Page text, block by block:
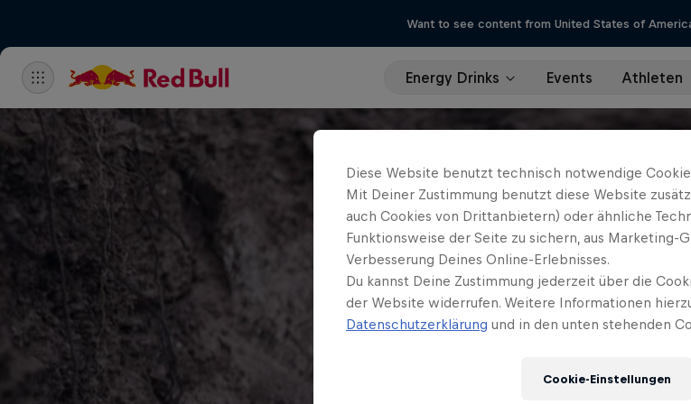
Want to see content from United States of
Energy Drinks Events Athleten
Diese Website benutzt technisch notwendige
Mit Deiner Zustimmung benutzt diese Website
auch Cookies von Drittanbietern) oder ähnliche
Funktionsweise der Seite zu sichern, aus Marketing-
Verbesserung Deines Online-Erlebnisses.
Du kannst Deine Zustimmung jederzeit über die
der Website widerrufen. Weitere Informationen
Datenschutzerklärung und in den unten stehenden
Cookie-Einstellungen